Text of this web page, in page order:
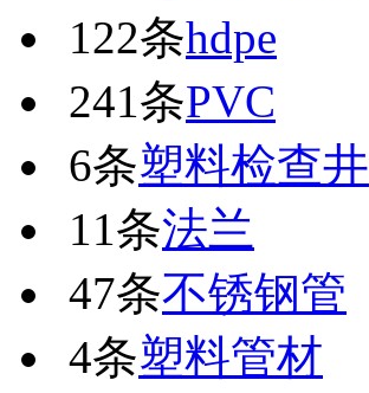
122条hdpe
241条PVC
6条塑料检查井
11条法兰
47条不锈钢管
4条塑料管材